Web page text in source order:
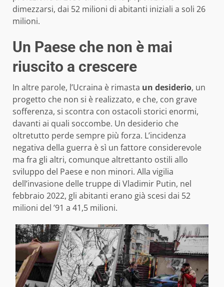
dimezzarsi, dai 52 milioni di abitanti iniziali a soli 26
milioni.
Un Paese che non è mai
riuscito a crescere
In altre parole, l’Ucraina è rimasta un desiderio, un
progetto che non si è realizzato, e che, con grave
sofferenza, si scontra con ostacoli storici enormi,
davanti ai quali soccombe. Un desiderio che
oltretutto perde sempre più forza. L’incidenza
negativa della guerra è sì un fattore considerevole
ma fra gli altri, comunque altrettanto ostili allo
sviluppo del Paese e non minori. Alla vigilia
dell’invasione delle truppe di Vladimir Putin, nel
febbraio 2022, gli abitanti erano già scesi dai 52
milioni del ’91 a 41,5 milioni.